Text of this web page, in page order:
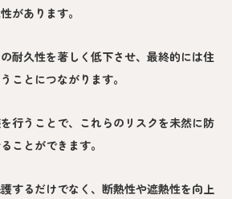
があります。
耐久性を著しく低下させ、最終的には住
ことにつながります。
行うことで、これらのリスクを未然に防
ことができます。
するだけでなく、断熱性や遮熱性を向上